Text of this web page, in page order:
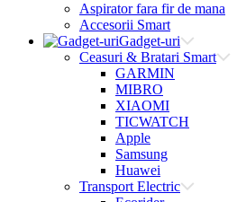
Aspirator fara fir de mana
Accesorii Smart
Gadget-uri
Ceasuri & Bratari Smart
GARMIN
MIBRO
XIAOMI
TICWATCH
Apple
Samsung
Huawei
Transport Electric